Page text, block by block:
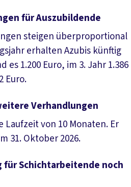
für Auszubildende
steigen überproportional
erhalten Azubis künftig
es 1.200 Euro, im 3. Jahr 1.386
Euro.
Verhandlungen
Laufzeit von 10 Monaten. Er
31. Oktober 2026.
Schichtarbeitende noch